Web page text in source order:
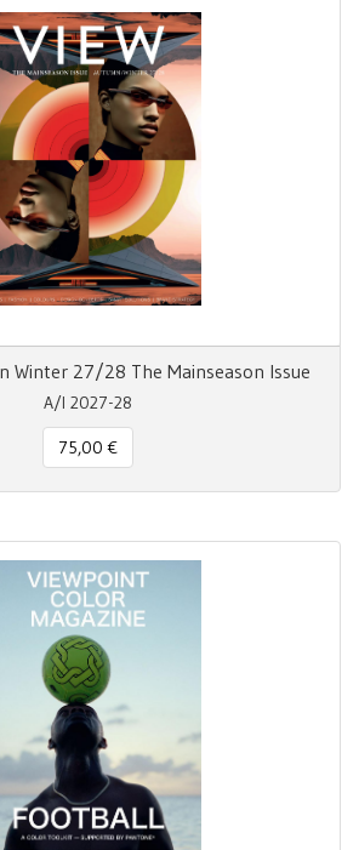
Winter 27/28 The Mainseason Issue
A/I 2027-28
75,00 €